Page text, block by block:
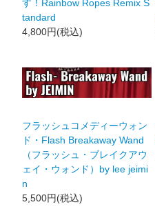
す！Rainbow Ropes Remix S
tandard
4,800円(税込)
フラッシュコメディーウォン
ド・Flash Breakaway Wand
（フラッシュ・ブレイクアウ
ェイ・ウォンド）by lee jeimi
n
5,500円(税込)